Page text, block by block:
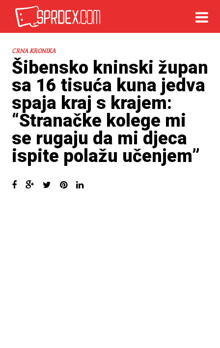
CRNA KRONIKA
Šibensko kninski župan
sa 16 tisuća kuna jedva
spaja kraj s krajem:
“Stranačke kolege mi
se rugaju da mi djeca
ispite polažu učenjem”